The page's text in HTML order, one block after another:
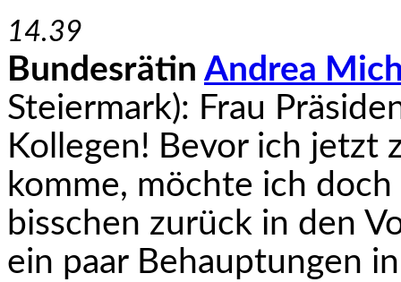
14.39
Bundesrätin Andrea
Steiermark): Frau
Kollegen! Bevor ich jetzt
komme, möchte ich
bisschen zurück in den
ein paar Behauptungen